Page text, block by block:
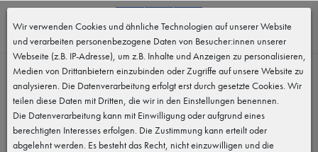
MENÜ
Wir verwenden Cookies und ähnliche Technologien auf unserer Website
und verarbeiten personenbezogene Daten von Besucher:innen unserer
Webseite (z.B. IP-Adresse), um z.B. Inhalte und Anzeigen zu personalisieren,
Medien von Drittanbietern einzubinden oder Zugriffe auf unsere Website zu
analysieren. Die Datenverarbeitung erfolgt erst durch gesetzte Cookies. Wir
teilen diese Daten mit Dritten, die wir in den Einstellungen benennen.
Die Datenverarbeitung kann mit Einwilligung oder aufgrund eines
berechtigten Interesses erfolgen. Die Zustimmung kann erteilt oder
abgelehnt werden. Es besteht das Recht, nicht einzuwilligen und die